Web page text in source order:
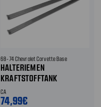
68-74 Chevrolet Corvette Base
HALTERIEMEN
KRAFTSTOFFTANK
CA
74,99€